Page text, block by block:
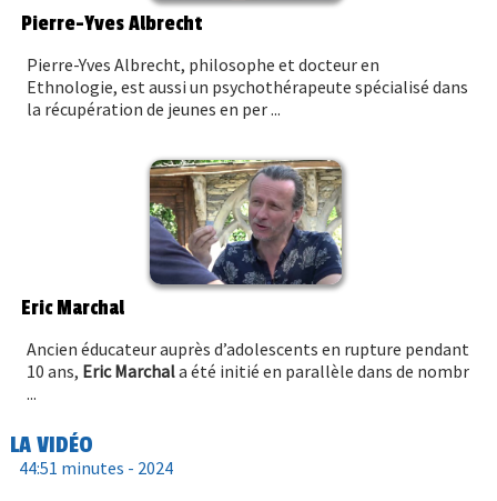
Pierre-Yves Albrecht
Pierre-Yves Albrecht, philosophe et docteur en
Ethnologie, est aussi un psychothérapeute spécialisé dans
la récupération de jeunes en per ...
Eric Marchal
Ancien éducateur auprès d’adolescents en rupture pendant
10 ans, Eric Marchala été initié en parallèle dans de nombr
...
LA VIDÉO
44:51 minutes - 2024